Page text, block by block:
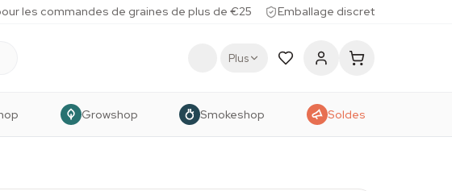
les commandes de graines de plus de €25 Emballage discret
Plus
Growshop Smokeshop Soldes